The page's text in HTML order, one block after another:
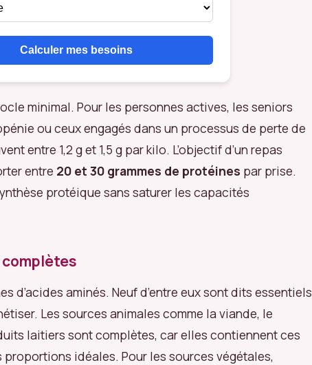
Calculer mes besoins
minimal. Pour les personnes actives, les seniors
ou ceux engagés dans un processus de perte de
entre 1,2 g et 1,5 g par kilo. L’objectif d’un repas
entre 20 et 30 grammes de protéines par prise.
protéique sans saturer les capacités
d’acides aminés. Neuf d’entre eux sont dits essentiels
Les sources animales comme la viande, le
laitiers sont complètes, car elles contiennent ces
idéales. Pour les sources végétales,